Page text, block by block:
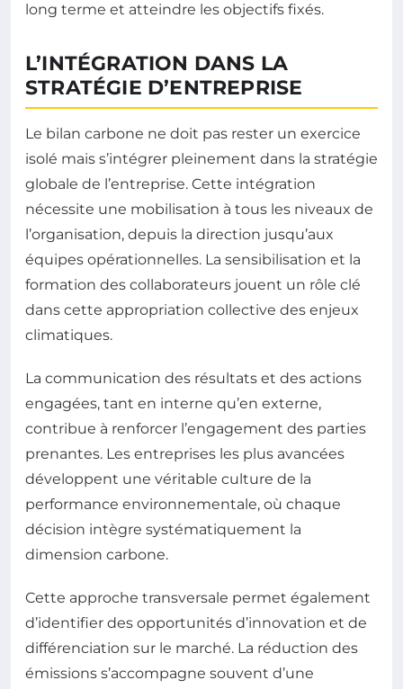
long terme et atteindre les objectifs fixés.
L’INTÉGRATION DANS LA
STRATÉGIE D’ENTREPRISE
Le bilan carbone ne doit pas rester un exercice
isolé mais s’intégrer pleinement dans la stratégie
globale de l’entreprise. Cette intégration
nécessite une mobilisation à tous les niveaux de
l’organisation, depuis la direction jusqu’aux
équipes opérationnelles. La sensibilisation et la
formation des collaborateurs jouent un rôle clé
dans cette appropriation collective des enjeux
climatiques.
La communication des résultats et des actions
engagées, tant en interne qu’en externe,
contribue à renforcer l’engagement des parties
prenantes. Les entreprises les plus avancées
développent une véritable culture de la
performance environnementale, où chaque
décision intègre systématiquement la
dimension carbone.
Cette approche transversale permet également
d’identifier des opportunités d’innovation et de
différenciation sur le marché. La réduction des
émissions s’accompagne souvent d’une